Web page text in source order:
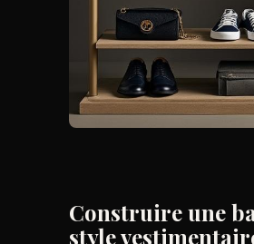
Construire une
style